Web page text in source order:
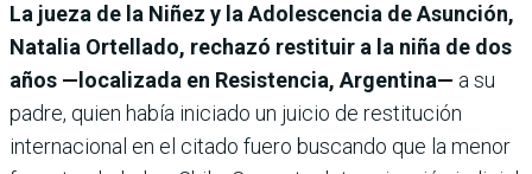
La jueza de la Niñez y la Adolescencia de Asunción,
Natalia Ortellado, rechazó restituir a la niña de dos
años —localizada en Resistencia, Argentina— a su
padre, quien había iniciado un juicio de restitución
internacional en el citado fuero buscando que la menor